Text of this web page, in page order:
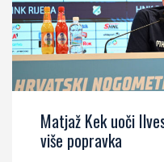
Matjaž Kek uoči
više popravka